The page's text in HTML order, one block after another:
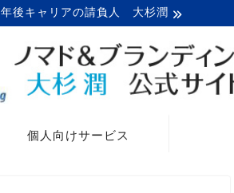
年後キャリアの請負人 大杉潤
個人向けサービス